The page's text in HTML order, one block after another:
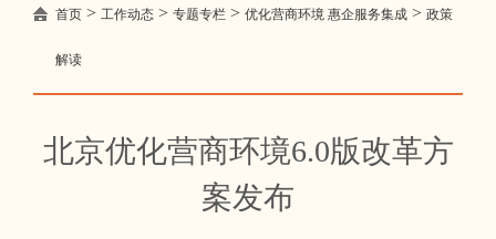
首页 > 工作动态 > 专题专栏 > 优化营商环境 惠企服务集成 > 政策
解读
北京优化营商环境6.0版改革方
案发布